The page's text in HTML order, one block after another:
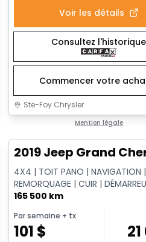
Voir les détails
Consultez l'historique
Commencer votre
Ste-Foy Chrysler
Mention légale
Très bonne offre
2019 Jeep Grand
4X4 | TOIT PANO | NAVIGATION |
REMORQUAGE | CUIR |
DISTANCE
165 500 km
Par semaine + tx
101 $